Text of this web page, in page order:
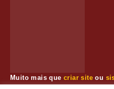
Muito mais quecriar site ou